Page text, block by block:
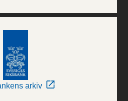
arkiv